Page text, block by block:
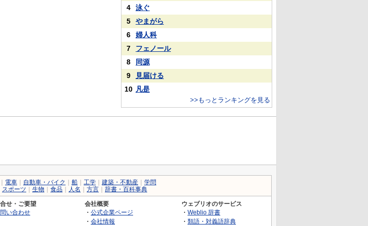
4
泳ぐ
5
やまがら
6
婦人科
7
フェノール
8
同源
9
見届ける
10 凡是
>>もっとランキングを見る
電車 自動車・バイク 船 工学 建築・不動産
学問
スポーツ 生物 食品 人名 方言 辞書・百科事典
せ・ご要望
い合わせ
会社概要
・ 公式企業ページ
・ 会社情報
ウェブリオのサービス
・ Weblio 辞書
・ 類語・対義語辞典